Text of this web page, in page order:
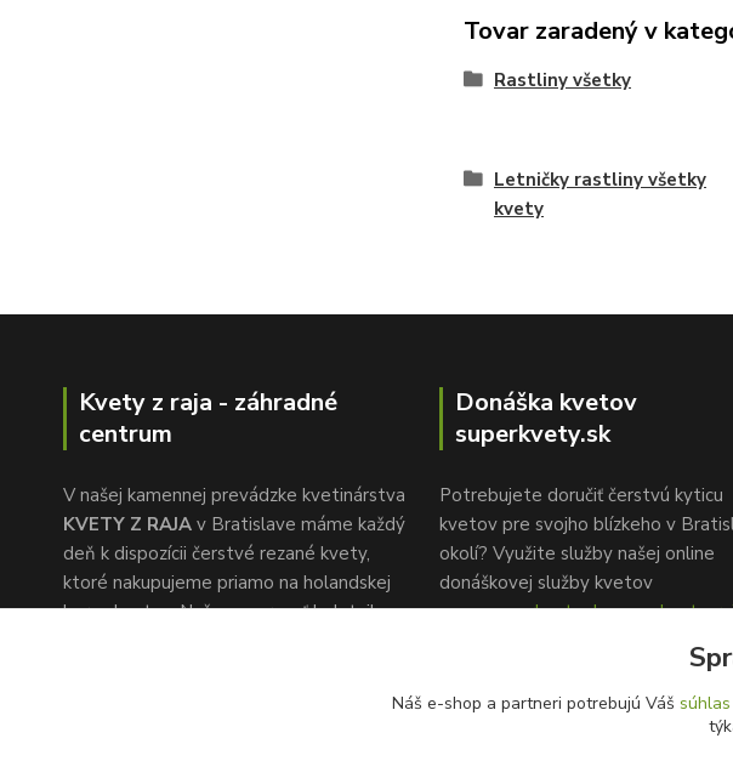
Tovar zaradený v
Rastliny všetky
Letničky rastliny všetky
kvety
Kvety z raja - záhradné
centrum
V našej kamennej prevádzke kvetinárstva
KVETY Z RAJA v Bratislave máme každý
deň k dispozícii čerstvé rezané kvety,
ktoré nakupujeme priamo na holandskej
burze kvetov. Naša pozornosť k detailu a
Donáška kvetov
superkvety.sk
Potrebujete doručiť čerstvú kyticu
kvetov pre svojho blízkeho v
okolí? Využite služby našej online
donáškovej služby kvetov
www.superkvety.sk,
Náš e-shop a partneri potrebujú Váš súhlas